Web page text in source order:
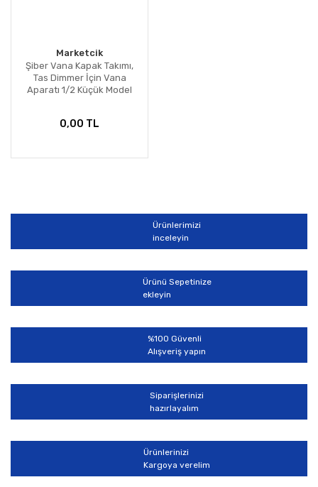
Marketcik
Şiber Vana Kapak Takımı,
Tas Dimmer İçin Vana
Aparatı 1/2 Küçük Model
0,00 TL
Ürünlerimizi
inceleyin
Ürünü Sepetinize
ekleyin
%100 Güvenli
Alışveriş yapın
Siparişlerinizi
hazırlayalım
Ürünlerinizi
Kargoya verelim